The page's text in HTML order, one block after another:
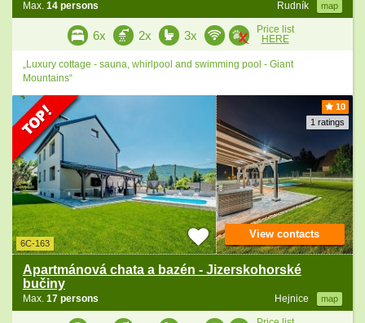
Rudník map
Max. 14 persons
6x 2x 3x
Price list
HERE
„Luxury cottage - sauna, whirlpool and swimming pool - Giant
Mountains“
10
1 ratings
6C-163
Apartmánová chata a bazén - Jizerskohorské
bučiny
Hejnice map
Max. 17 persons
View contacts